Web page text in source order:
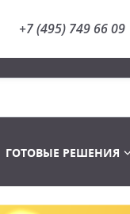
+7 (495) 749 66 09
ГОТОВЫЕ РЕШЕНИЯ